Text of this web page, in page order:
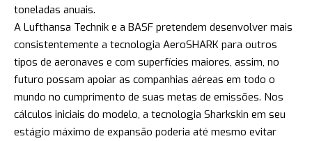
toneladas anuais.
A Lufthansa Technik e a BASF pretendem desenvolver mais
consistentemente a tecnologia AeroSHARK para outros
tipos de aeronaves e com superfícies maiores, assim, no
futuro possam apoiar as companhias aéreas em todo o
mundo no cumprimento de suas metas de emissões. Nos
cálculos iniciais do modelo, a tecnologia Sharkskin em seu
estágio máximo de expansão poderia até mesmo evitar